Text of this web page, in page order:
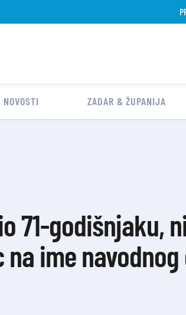
NOVOSTI ZADAR & ŽUPANIJA
71-godišnjaku,
na ime